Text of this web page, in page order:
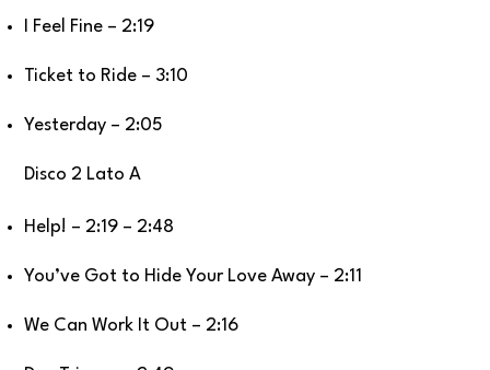
I Feel Fine – 2:19
Ticket to Ride – 3:10
Yesterday – 2:05
Disco 2 Lato A
Help! – 2:19 – 2:48
You’ve Got to Hide Your Love Away – 2:11
We Can Work It Out – 2:16